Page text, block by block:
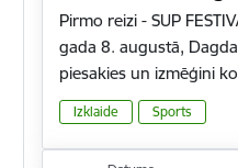
Pirmo reizi - SUP
gada 8. augustā,
piesakies un izmēģini
Izklaide Sports